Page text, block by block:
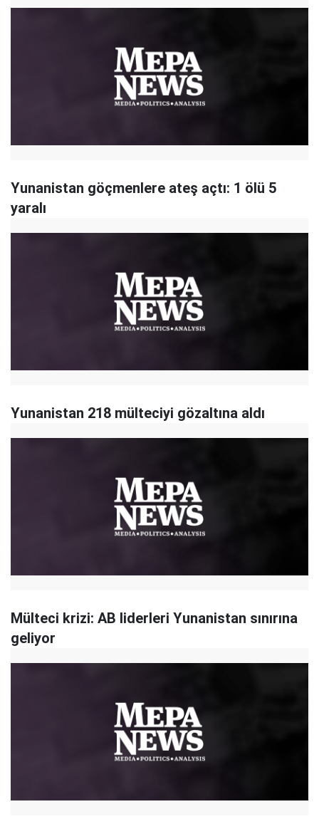
Yunanistan göçmenlere ateş açtı: 1 ölü 5
yaralı
Yunanistan 218 mülteciyi gözaltına aldı
Mülteci krizi: AB liderleri Yunanistan sınırına
geliyor